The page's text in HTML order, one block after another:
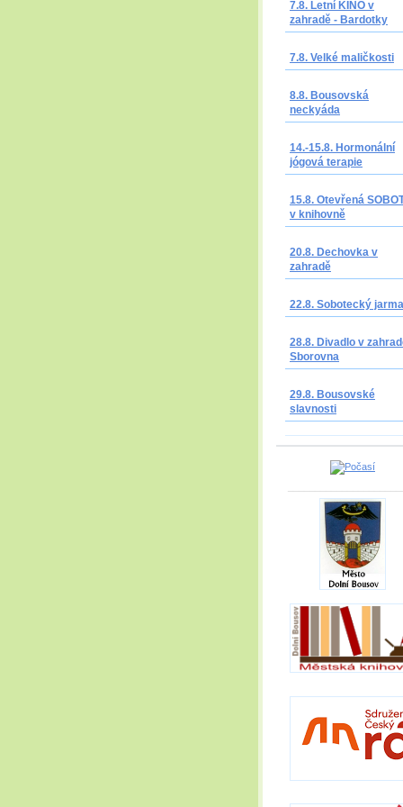
7.8. Letní KINO v
zahradě - Bardotky
7.8. Velké maličkosti
8.8. Bousovská
neckyáda
14.-15.8. Hormonální
jógová terapie
15.8. Otevřená
v knihovně
20.8. Dechovka v
zahradě
22.8. Sobotecký
28.8. Divadlo v
Sborovna
29.8. Bousovské
slavnosti